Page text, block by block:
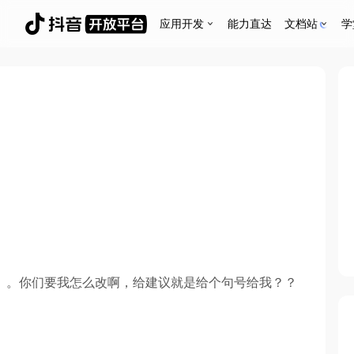
应用开发 能力直达 文档站
你们要我怎么改啊，给建议就是给个句号给我？？